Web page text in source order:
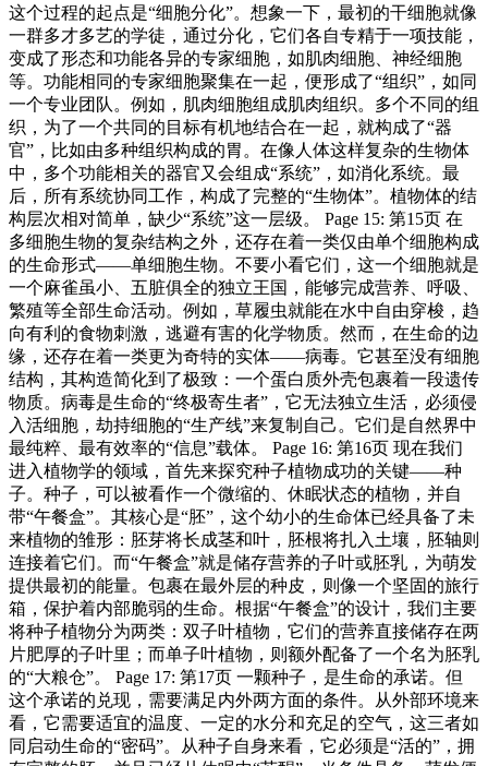
这个过程的起点是“细胞分化”。想象一下，最初的干细胞就像
一群多才多艺的学徒，通过分化，它们各自专精于一项技能，
变成了形态和功能各异的专家细胞，如肌肉细胞、神经细胞
等。功能相同的专家细胞聚集在一起，便形成了“组织”，如同
一个专业团队。例如，肌肉细胞组成肌肉组织。多个不同的组
织，为了一个共同的目标有机地结合在一起，就构成了“器
官”，比如由多种组织构成的胃。在像人体这样复杂的生物体
中，多个功能相关的器官又会组成“系统”，如消化系统。最
后，所有系统协同工作，构成了完整的“生物体”。植物体的结
构层次相对简单，缺少“系统”这一层级。 Page 15: 第15页 在
多细胞生物的复杂结构之外，还存在着一类仅由单个细胞构成
的生命形式——单细胞生物。不要小看它们，这一个细胞就是
一个麻雀虽小、五脏俱全的独立王国，能够完成营养、呼吸、
繁殖等全部生命活动。例如，草履虫就能在水中自由穿梭，趋
向有利的食物刺激，逃避有害的化学物质。然而，在生命的边
缘，还存在着一类更为奇特的实体——病毒。它甚至没有细胞
结构，其构造简化到了极致：一个蛋白质外壳包裹着一段遗传
物质。病毒是生命的“终极寄生者”，它无法独立生活，必须侵
入活细胞，劫持细胞的“生产线”来复制自己。它们是自然界中
最纯粹、最有效率的“信息”载体。 Page 16: 第16页 现在我们
进入植物学的领域，首先来探究种子植物成功的关键——种
子。种子，可以被看作一个微缩的、休眠状态的植物，并自
带“午餐盒”。其核心是“胚”，这个幼小的生命体已经具备了未
来植物的雏形：胚芽将长成茎和叶，胚根将扎入土壤，胚轴则
连接着它们。而“午餐盒”就是储存营养的子叶或胚乳，为萌发
提供最初的能量。包裹在最外层的种皮，则像一个坚固的旅行
箱，保护着内部脆弱的生命。根据“午餐盒”的设计，我们主要
将种子植物分为两类：双子叶植物，它们的营养直接储存在两
片肥厚的子叶里；而单子叶植物，则额外配备了一个名为胚乳
的“大粮仓”。 Page 17: 第17页 一颗种子，是生命的承诺。但
这个承诺的兑现，需要满足内外两方面的条件。从外部环境来
看，它需要适宜的温度、一定的水分和充足的空气，这三者如
同启动生命的“密码”。从种子自身来看，它必须是“活的”，拥